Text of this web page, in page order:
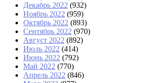
Декабрь 2022 (932)
Ноябрь 2022 (959)
Октябрь 2022 (893)
Сентябрь 2022 (970)
Август 2022 (892)
Июль 2022 (414)
Июнь 2022 (792)
Май 2022 (770)
Апрель 2022 (846)